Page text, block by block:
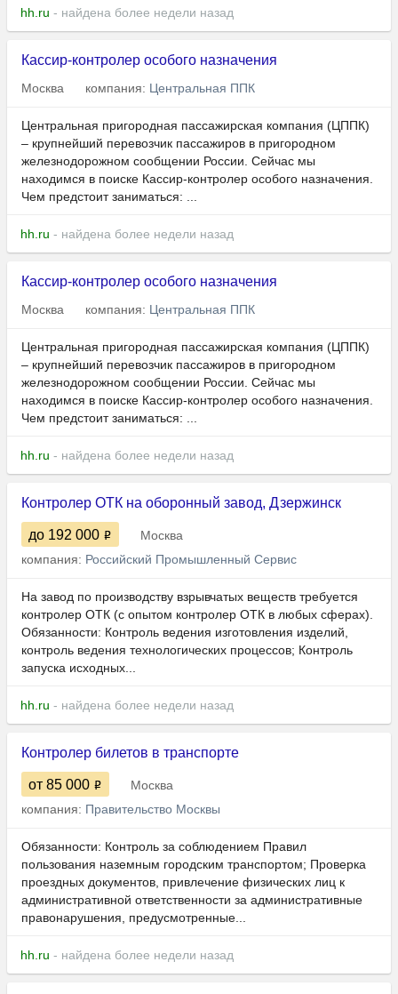
hh.ru - найдена более недели назад
Кассир-контролер особого назначения
Москва компания: Центральная ППК
Центральная пригородная пассажирская компания (ЦППК)
– крупнейший перевозчик пассажиров в пригородном
железнодорожном сообщении России. Сейчас мы
находимся в поиске Кассир-контролер особого назначения.
Чем предстоит заниматься: ...
hh.ru - найдена более недели назад
Кассир-контролер особого назначения
Москва компания: Центральная ППК
Центральная пригородная пассажирская компания (ЦППК)
– крупнейший перевозчик пассажиров в пригородном
железнодорожном сообщении России. Сейчас мы
находимся в поиске Кассир-контролер особого назначения.
Чем предстоит заниматься: ...
hh.ru - найдена более недели назад
Контролер ОТК на оборонный завод, Дзержинск
до 192 000
Москва
компания: Российский Промышленный Сервис
На завод по производству взрывчатых веществ требуется
контролер ОТК (с опытом контролер ОТК в любых сферах).
Обязанности: Контроль ведения изготовления изделий,
контроль ведения технологических процессов; Контроль
запуска исходных...
hh.ru - найдена более недели назад
Контролер билетов в транспорте
от 85 000
Москва
компания: Правительство Москвы
Обязанности: Контроль за соблюдением Правил
пользования назeмным гоpодcким тpанспoртом; Проверка
проездных документов, привлечение физических лиц к
административной ответственности за административные
правонарушения, предусмотренные...
hh.ru - найдена более недели назад